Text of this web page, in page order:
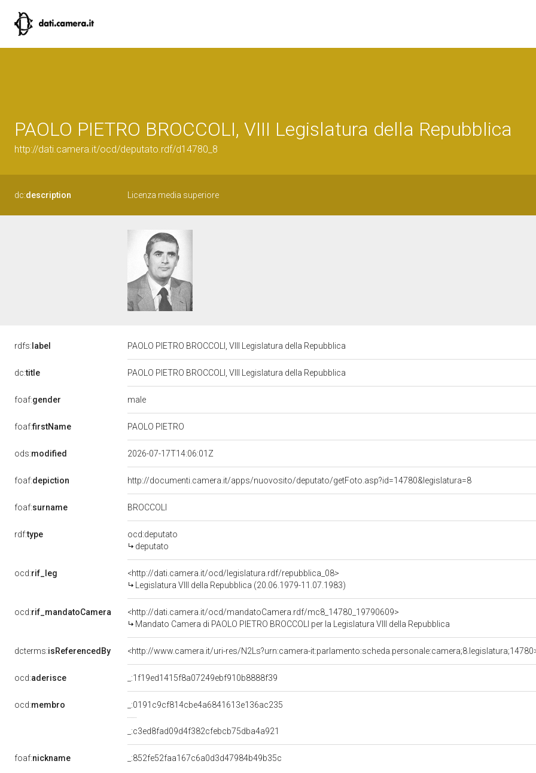
PAOLO PIETRO BROCCOLI, VIII Legislatura della Repubblica
http://dati.camera.it/ocd/deputato.rdf/d14780_8
dc:description Licenza media superiore
rdfs: label PAOLO PIETRO BROCCOLI, VIII Legislatura della Repubblica
dc:title PAOLO PIETRO BROCCOLI, VIII Legislatura della Repubblica
foaf:gender male
foaf:firstName PAOLO PIETRO
ods:modified 2026-07-17T14:06:01Z
foaf:depiction http://documenti.camera.it/apps/nuovosito/deputato/getFoto.asp?id=14780&legislatura=8
foaf:surname BROCCOLI
rdf:type
ocd:deputato
deputato
ocd:rif_leg
<http://dati.camera.it/ocd/legislatura.rdf/repubblica_08>
Legislatura VIII della Repubblica (20.06.1979-11.07.1983)
ocd:rif_mandatoCamera
<http://dati.camera.it/ocd/mandatoCamera.rdf/mc8_14780_19790609>
Mandato Camera di PAOLO PIETRO BROCCOLI per la Legislatura VIII della Repubblica
dcterms:isReferencedBy <http://www.camera.it/uri-res/N2Ls?urn:camera-
ocd:aderisce _:1f19ed1415f8a07249ebf910b8888f39
ocd:membro _:0191c9cf814cbe4a6841613e136ac235
_:c3ed8fad09d4f382cfebcb75dba4a921
foaf:nickname _:852fe52faa167c6a0d3d47984b49b35c